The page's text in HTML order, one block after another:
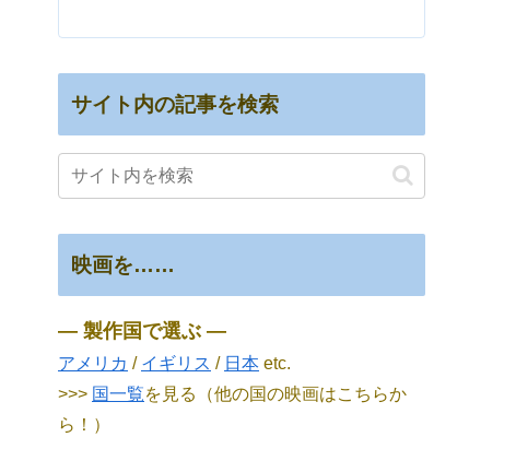
サイト内の記事を検索
映画を……
― 製作国で選ぶ ―
アメリカ / イギリス / 日本 etc.
>>> 国一覧を見る（他の国の映画はこちらか
ら！）